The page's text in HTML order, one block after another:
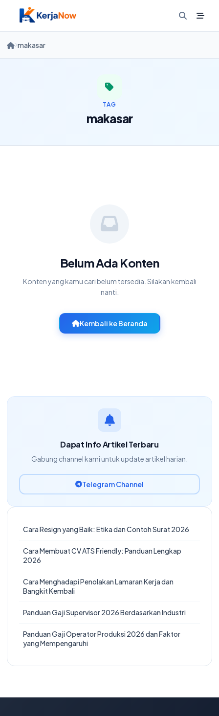
content
makasar
TAG
makasar
Belum Ada Konten
Konten yang kamu cari belum tersedia. Silakan kembali
nanti.
Kembali ke Beranda
Dapat Info Artikel Terbaru
Gabung channel kami untuk update artikel harian.
Telegram Channel
Cara Resign yang Baik: Etika dan Contoh Surat 2026
Cara Membuat CV ATS Friendly: Panduan Lengkap
2026
Cara Menghadapi Penolakan Lamaran Kerja dan
Bangkit Kembali
Panduan Gaji Supervisor 2026 Berdasarkan Industri
Panduan Gaji Operator Produksi 2026 dan Faktor
yang Mempengaruhi